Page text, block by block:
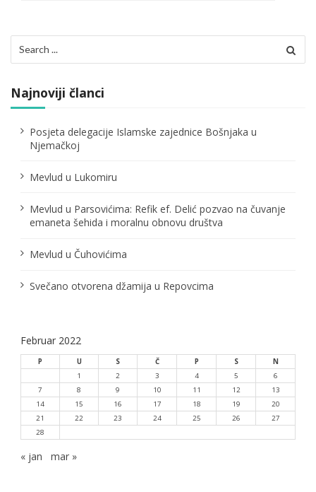
c
i
j
l
n
a
for:
Najnoviji članci
Posjeta delegacije Islamske zajednice Bošnjaka u
Njemačkoj
Mevlud u Lukomiru
Mevlud u Parsovićima: Refik ef. Delić pozvao na čuvanje
emaneta šehida i moralnu obnovu društva
Mevlud u Čuhovićima
Svečano otvorena džamija u Repovcima
Februar 2022
P U S Č P S
N
1
2 3 4 5
6
7
8 9 10 11 12
13
14
15 16 17 18 19
20
21
22 23 24 25 26
27
28
« jan mar »